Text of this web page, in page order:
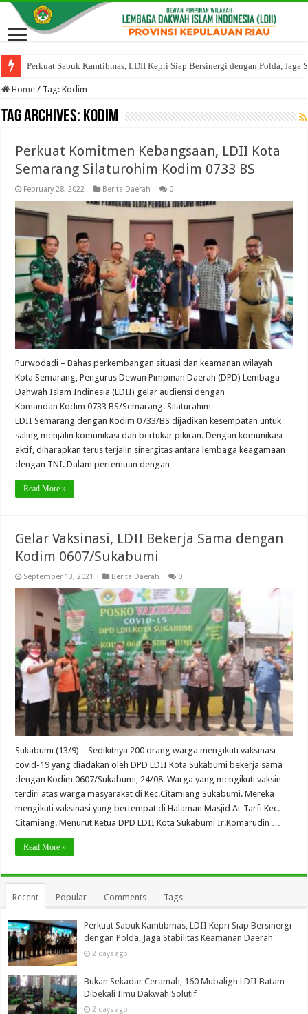
Perkuat Sabuk Kamtibmas, LDII Kepri Siap Bersinergi dengan Polda, Jaga
Home / Tag:Kodim
Tag Archives: Kodim
Perkuat Komitmen Kebangsaan, LDII Kota
Semarang Silaturohim Kodim 0733 BS
February 28, 2022 Berita Daerah 0
Purwodadi – Bahas perkembangan situasi dan keamanan wilayah
Kota Semarang, Pengurus Dewan Pimpinan Daerah (DPD) Lembaga
Dahwah Islam Indinesia (LDII) gelar audiensi dengan
Komandan Kodim 0733 BS/Semarang. Silaturahim
LDII Semarang dengan Kodim 0733/BS dijadikan kesempatan untuk
saling menjalin komunikasi dan bertukar pikiran. Dengan komunikasi
aktif, diharapkan terus terjalin sinergitas antara lembaga keagamaan
dengan TNI. Dalam pertemuan dengan …
Read More »
Gelar Vaksinasi, LDII Bekerja Sama dengan
Kodim 0607/Sukabumi
September 13, 2021 Berita Daerah 0
Sukabumi (13/9) – Sedikitnya 200 orang warga mengikuti vaksinasi
covid-19 yang diadakan oleh DPD LDII Kota Sukabumi bekerja sama
dengan Kodim 0607/Sukabumi, 24/08. Warga yang mengikuti vaksin
terdiri atas warga masyarakat di Kec.Citamiang Sukabumi. Mereka
mengikuti vaksinasi yang bertempat di Halaman Masjid At-Tarfi Kec.
Citamiang. Menurut Ketua DPD LDII Kota Sukabumi Ir.Komarudin …
Read More »
Recent Popular Comments Tags
Perkuat Sabuk Kamtibmas, LDII Kepri Siap Bersinergi
dengan Polda, Jaga Stabilitas Keamanan Daerah
2 days ago
Bukan Sekadar Ceramah, 160 Mubaligh LDII Batam
Dibekali Ilmu Dakwah Solutif
2 days ago